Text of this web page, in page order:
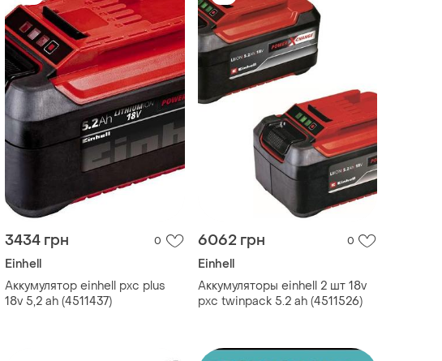
3434 грн 0
Einhell
Аккумулятор einhell pxc plus
18v 5,2 ah (4511437)
6062 грн 0
Einhell
Аккумуляторы einhell 2 шт 18v
pxc twinpack 5.2 ah (4511526)